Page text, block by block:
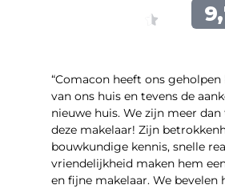
“Comacon heeft ons
van ons huis en tevens de
nieuwe huis. We zijn meer
deze makelaar! Zijn
bouwkundige kennis, snelle
vriendelijkheid maken hem
en fijne makelaar. We bevelen